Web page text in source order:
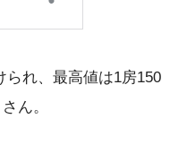
られ、最高値は1房150
ん。